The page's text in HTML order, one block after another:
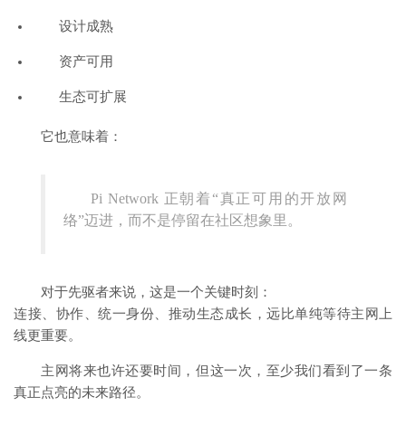
设计成熟
资产可用
生态可扩展
它也意味着：
Pi Network 正朝着“真正可用的开放网
络”迈进，而不是停留在社区想象里。
对于先驱者来说，这是一个关键时刻：
连接、协作、统一身份、推动生态成长，远比单纯等待主网上
线更重要。
主网将来也许还要时间，但这一次，至少我们看到了一条
真正点亮的未来路径。